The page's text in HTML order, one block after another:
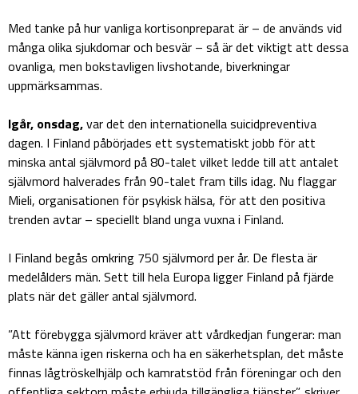
Med tanke på hur vanliga kortisonpreparat är – de används vid
många olika sjukdomar och besvär – så är det viktigt att dessa
ovanliga, men bokstavligen livshotande, biverkningar
uppmärksammas.
Igår, onsdag,var det den internationella suicidpreventiva
dagen. I Finland påbörjades ett systematiskt jobb för att
minska antal självmord på 80-talet vilket ledde till att antalet
självmord halverades från 90-talet fram tills idag. Nu flaggar
Mieli, organisationen för psykisk hälsa, för att den positiva
trenden avtar – speciellt bland unga vuxna i Finland.
I Finland begås omkring 750 självmord per år. De flesta är
medelålders män. Sett till hela Europa ligger Finland på fjärde
plats när det gäller antal självmord.
”Att förebygga självmord kräver att vårdkedjan fungerar: man
måste känna igen riskerna och ha en säkerhetsplan, det måste
finnas lågtröskelhjälp och kamratstöd från föreningar och den